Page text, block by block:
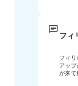
フィ
フィリ
アッ
が来て